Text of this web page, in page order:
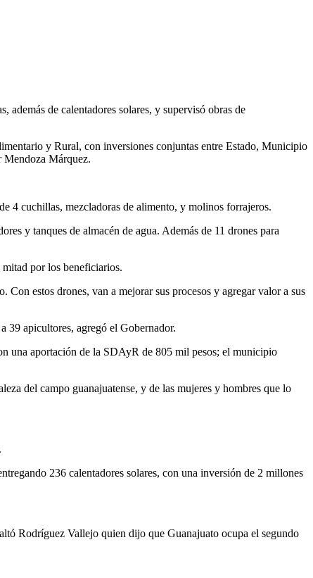
de calentadores solares, y supervisó obras de
y Rural, con inversiones conjuntas entre Estado, Municipio
Mendoza Márquez.
4 cuchillas, mezcladoras de alimento, y molinos forrajeros.
y tanques de almacén de agua. Además de 11 drones para
por los beneficiarios.
Con estos drones, van a mejorar sus procesos y agregar valor a sus
39 apicultores, agregó el Gobernador.
una aportación de la SDAyR de 805 mil pesos; el municipio
del campo guanajuatense, y de las mujeres y hombres que lo
236 calentadores solares, con una inversión de 2 millones
Rodríguez Vallejo quien dijo que Guanajuato ocupa el segundo